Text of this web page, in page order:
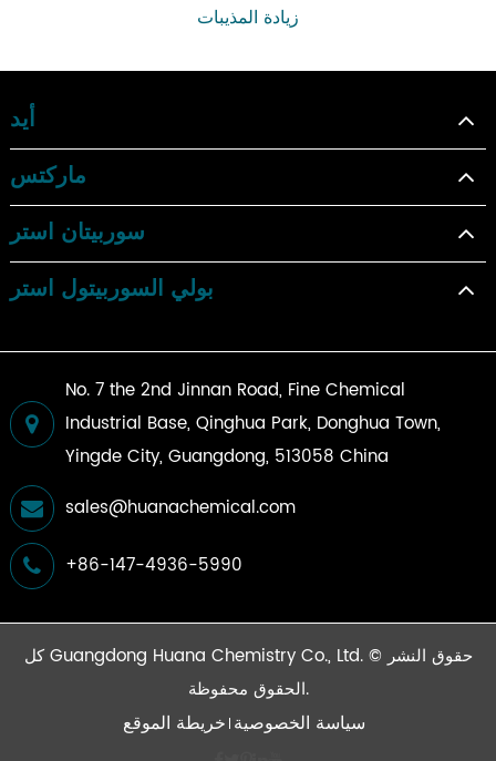
زيادة المذيبات
أيد
ماركتس
سوربيتان استر
بولي السوربيتول استر
No. 7 the 2nd Jinnan Road, Fine Chemical
Industrial Base, Qinghua Park, Donghua Town,
Yingde City, Guangdong, 513058 China
sales@huanachemical.com
+86-147-4936-5990
حقوق النشر ©Guangdong Huana Chemistry Co., Ltd.كل
الحقوق محفوظة.
خريطة الموقع سياسة الخصوصية